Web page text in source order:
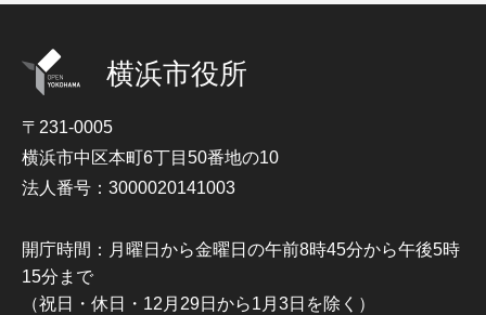
横浜市役所
〒231-0005
横浜市中区本町6丁目50番地の10
法人番号：3000020141003
開庁時間：月曜日から金曜日の午前8時45分から午後5時
15分まで
（祝日・休日・12月29日から1月3日を除く）